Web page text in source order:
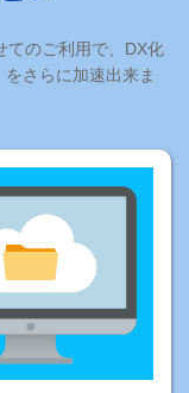
てのご利用で、DX化
をさらに加速出来ま